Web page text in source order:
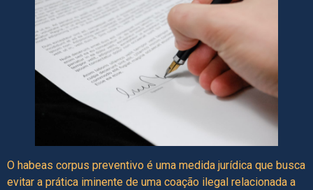
O habeas corpus preventivo é uma medida jurídica que busca
evitar a prática iminente de uma coação ilegal relacionada a